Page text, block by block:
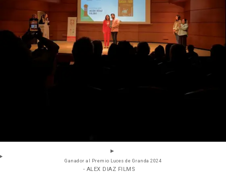
Ganador al Premio Luces de Granda 2024
- ALEX DIAZ FILMS